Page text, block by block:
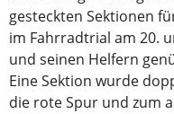
gesteckten Sektionen
im Fahrradtrial am 20.
und seinen Helfern
Eine Sektion wurde
die rote Spur und zum